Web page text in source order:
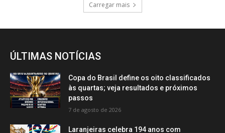
Carregar mais
ÚLTIMAS NOTÍCIAS
Copa do Brasil define os oito classificados
às quartas; veja resultados e próximos
passos
7 de agosto de 2026
Laranjeiras celebra 194 anos com